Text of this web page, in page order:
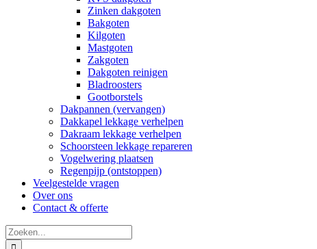
Zinken dakgoten
Bakgoten
Kilgoten
Mastgoten
Zakgoten
Dakgoten reinigen
Bladroosters
Gootborstels
Dakpannen (vervangen)
Dakkapel lekkage verhelpen
Dakraam lekkage verhelpen
Schoorsteen lekkage repareren
Vogelwering plaatsen
Regenpijp (ontstoppen)
Veelgestelde vragen
Over ons
Contact & offerte
Zoeken
naar: